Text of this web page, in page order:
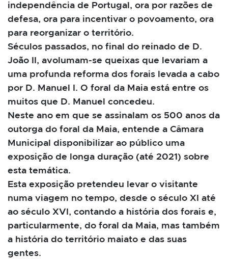
independência de Portugal, ora por razões de
defesa, ora para incentivar o povoamento, ora
para reorganizar o território.
Séculos passados, no final do reinado de D.
João II, avolumam-se queixas que levariam a
uma profunda reforma dos forais levada a cabo
por D. Manuel I. O foral da Maia está entre os
muitos que D. Manuel concedeu.
Neste ano em que se assinalam os 500 anos da
outorga do foral da Maia, entende a Câmara
Municipal disponibilizar ao público uma
exposição de longa duração (até 2021) sobre
esta temática.
Esta exposição pretendeu levar o visitante
numa viagem no tempo, desde o século XI até
ao século XVI, contando a história dos forais e,
particularmente, do foral da Maia, mas também
a história do território maiato e das suas
gentes.